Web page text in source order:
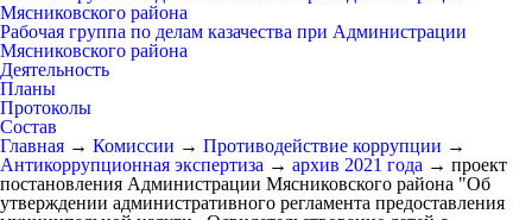
Мясниковского района
Рабочая группа по делам казачества при Администрации
Мясниковского района
Деятельность
Планы
Протоколы
Состав
Главная → Комиссии → Противодействие коррупции →
Антикоррупционная экспертиза → архив 2021 года → проект
постановления Администрации Мясниковского района "Об
утверждении административного регламента предоставления